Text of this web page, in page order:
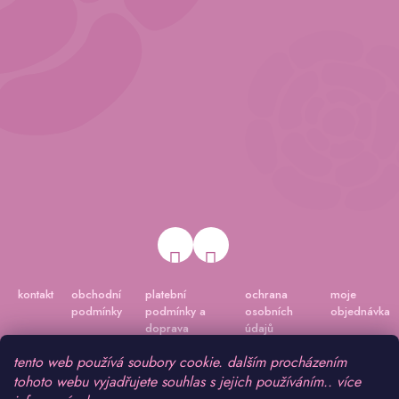
tento web používá soubory cookie. dalším procházením
tohoto webu vyjadřujete souhlas s jejich používáním.. více
kontakt
obchodní
podmínky
platební
podmínky a
doprava
ochrana
osobních
údajů
moje
objednávka